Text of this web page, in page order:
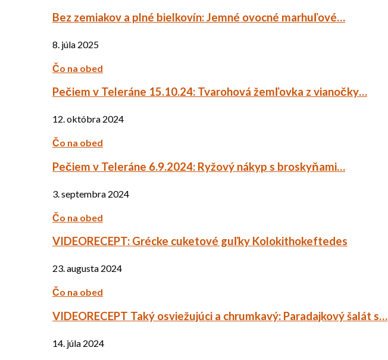
Bez zemiakov a plné bielkovín: Jemné ovocné marhuľové…
8. júla 2025
Čo na obed
Pečiem v Teleráne 15.10.24: Tvarohová žemľovka z vianočky…
12. októbra 2024
Čo na obed
Pečiem v Teleráne 6.9.2024: Ryžový nákyp s broskyňami…
3. septembra 2024
Čo na obed
VIDEORECEPT: Grécke cuketové guľky Kolokithokeftedes
23. augusta 2024
Čo na obed
VIDEORECEPT Taký osviežujúci a chrumkavý: Paradajkový šalát s…
14. júla 2024